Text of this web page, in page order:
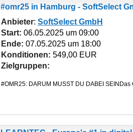
#omr25 in Hamburg - SoftSelect
Anbieter: SoftSelect GmbH
Start: 06.05.2025 um 09:00
Ende: 07.05.2025 um 18:00
Konditionen: 549,00 EUR
Zielgruppen: